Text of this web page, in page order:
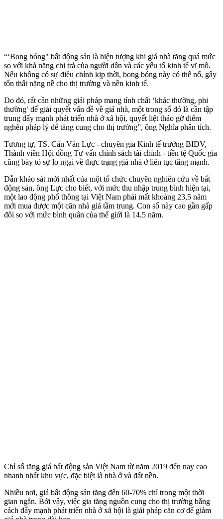
“‘Bong bóng" bất động sản là hiện tượng khi giá nhà tăng quá mức
so với khả năng chi trả của người dân và các yếu tố kinh tế vĩ mô.
Nếu không có sự điều chỉnh kịp thời, bong bóng này có thể nổ, gây
tổn thất nặng nề cho thị trường và nền kinh tế.
Do đó, rất cần những giải pháp mang tính chất ‘khác thường, phi
thường’ để giải quyết vấn đề về giá nhà, một trong số đó là cần tập
trung đẩy mạnh phát triển nhà ở xã hội, quyết liệt tháo gỡ điểm
nghẽn pháp lý để tăng cung cho thị trường”, ông Nghĩa phân tích.
Tương tự, TS. Cấn Văn Lực - chuyên gia Kinh tế trưởng BIDV,
Thành viên Hội đồng Tư vấn chính sách tài chính - tiền tệ Quốc gia
cũng bày tỏ sự lo ngại về thực trạng giá nhà ở liên tục tăng mạnh.
Dẫn khảo sát mới nhất của một tổ chức chuyên nghiên cứu về bất
động sản, ông Lực cho biết, với mức thu nhập trung bình hiện tại,
một lao động phổ thông tại Việt Nam phải mất khoảng 23,5 năm
mới mua được một căn nhà giá tầm trung. Con số này cao gần gấp
đôi so với mức bình quân của thế giới là 14,5 năm.
Chỉ số tăng giá bất động sản Việt Nam từ năm 2019 đến nay cao
nhanh nhất khu vực, đặc biệt là nhà ở và đất nền.
Nhiều nơi, giá bất động sản tăng đến 60-70% chỉ trong một thời
gian ngắn. Bởi vậy, việc gia tăng nguồn cung cho thị trường bằng
cách đẩy mạnh phát triển nhà ở xã hội là giải pháp căn cơ để giảm